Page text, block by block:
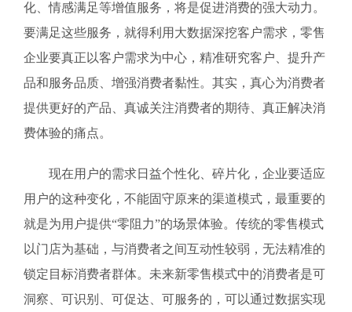
化、情感满足等增值服务，将是促进消费的强大动力。
要满足这些服务，就得利用大数据深挖客户需求，零售
企业要真正以客户需求为中心，精准研究客户、提升产
品和服务品质、增强消费者黏性。其实，真心为消费者
提供更好的产品、真诚关注消费者的期待、真正解决消
费体验的痛点。
现在用户的需求日益个性化、碎片化，企业要适应
用户的这种变化，不能固守原来的渠道模式，最重要的
就是为用户提供“零阻力”的场景体验。传统的零售模式
以门店为基础，与消费者之间互动性较弱，无法精准的
锁定目标消费者群体。未来新零售模式中的消费者是可
洞察、可识别、可促达、可服务的，可以通过数据实现